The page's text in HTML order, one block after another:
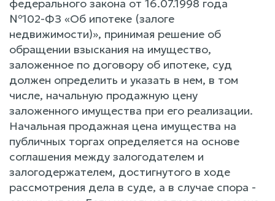
федерального закона от 16.07.1998 года
№102-ФЗ «Об ипотеке (залоге
недвижимости)», принимая решение об
обращении взыскания на имущество,
заложенное по договору об ипотеке, суд
должен определить и указать в нем, в том
числе, начальную продажную цену
заложенного имущества при его реализации.
Начальная продажная цена имущества на
публичных торгах определяется на основе
соглашения между залогодателем и
залогодержателем, достигнутого в ходе
рассмотрения дела в суде, а в случае спора -